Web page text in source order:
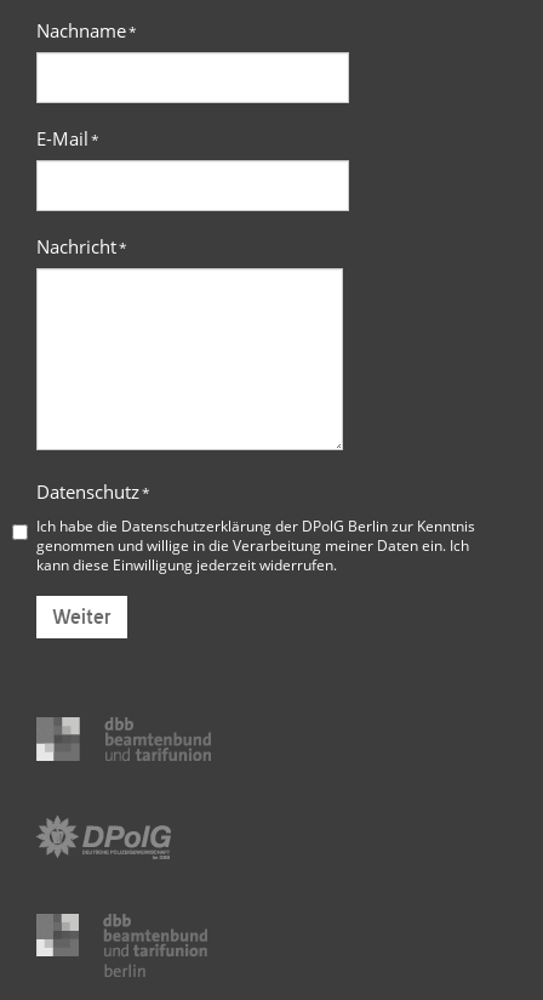
Nachname*
E-Mail*
Nachricht*
Datenschutz*
Ich habe die Datenschutzerklärung der DPolG Berlinzur Kenntnis
genommen und willige in die Verarbeitung meiner Daten ein. Ich
kann diese Einwilligung jederzeit widerrufen.
Weiter